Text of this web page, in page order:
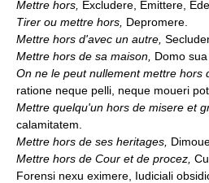
Mettre hors, Excludere, Emittere,
Tirer ou mettre hors, Depromere.
Mettre hors d'avec un autre,
Mettre hors de sa maison, Domo
On ne le peut nullement mettre hors
ratione neque pelli, neque moueri
Mettre quelqu'un hors de misere et
calamitatem.
Mettre hors de ses heritages,
Mettre hors de Cour et de procez,
Forensi nexu eximere, Iudiciali